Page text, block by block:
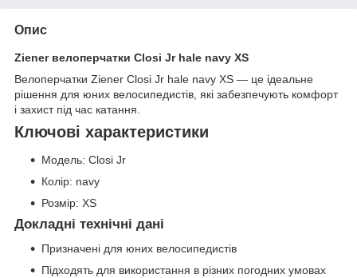
Опис
Ziener велоперчатки Closi Jr hale navy XS
Велоперчатки Ziener Closi Jr hale navy XS — це ідеальне
рішення для юних велосипедистів, які забезпечують комфорт
і захист під час катання.
Ключові характеристики
Модель: Closi Jr
Колір: navy
Розмір: XS
Докладні технічні дані
Призначені для юних велосипедистів
Підходять для використання в різних погодних умовах